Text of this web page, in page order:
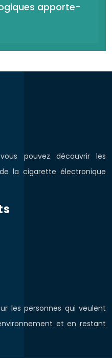
apporte-
pouvez découvrir les
la cigarette électronique
les personnes qui veulent
et en restant